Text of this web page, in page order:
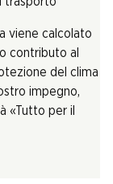
viene calcolato
contributo al
del clima
impegno,
«Tutto per il